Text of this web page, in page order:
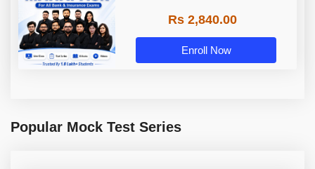
Rs 2,840.00
Enroll Now
Popular Mock Test Series